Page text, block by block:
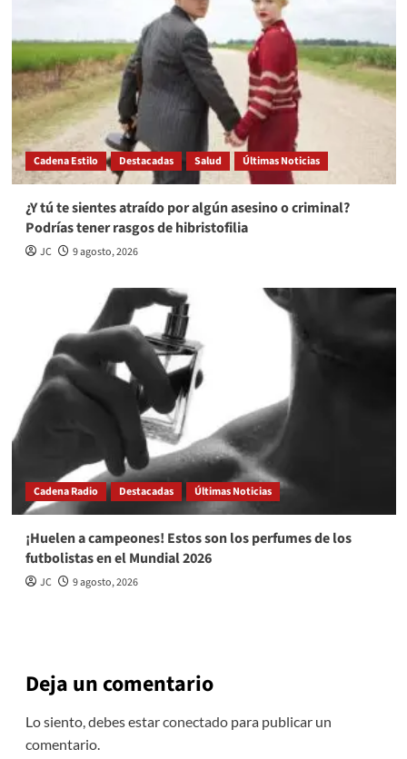
Cadena Estilo Destacadas Salud Últimas Noticias
¿Y tú te sientes atraído por algún asesino o criminal?
Podrías tener rasgos de hibristofilia
JC 9 agosto, 2026
Cadena Radio Destacadas Últimas Noticias
¡Huelen a campeones! Estos son los perfumes de los
futbolistas en el Mundial 2026
JC 9 agosto, 2026
Deja un comentario
Lo siento, debes estarconectadopara publicar un
comentario.